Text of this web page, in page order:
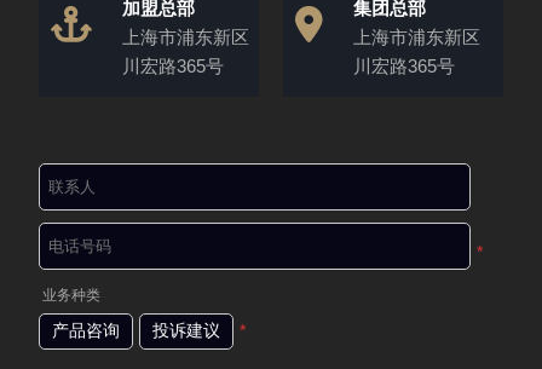
加盟总部
上海市浦东新区
川宏路365号
集团总部
上海市浦东新区
川宏路365号
*
业务种类
产品咨询 投诉建议 *